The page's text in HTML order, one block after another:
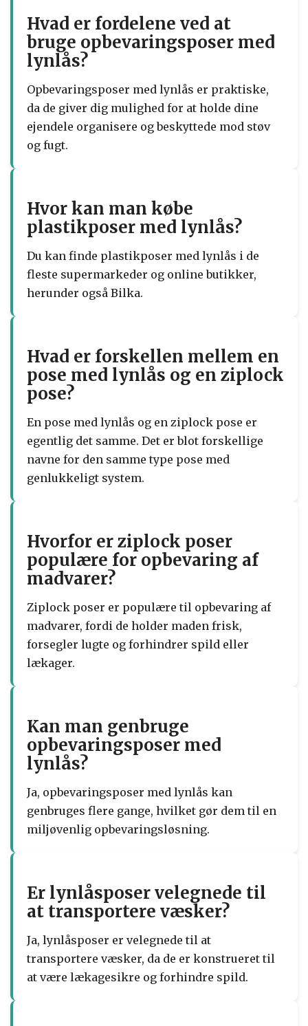
Hvad er fordelene ved at
bruge opbevaringsposer med
lynlås?
Opbevaringsposer med lynlås er praktiske,
da de giver dig mulighed for at holde dine
ejendele organisere og beskyttede mod støv
og fugt.
Hvor kan man købe
plastikposer med lynlås?
Du kan finde plastikposer med lynlås i de
fleste supermarkeder og online butikker,
herunder også Bilka.
Hvad er forskellen mellem en
pose med lynlås og en ziplock
pose?
En pose med lynlås og en ziplock pose er
egentlig det samme. Det er blot forskellige
navne for den samme type pose med
genlukkeligt system.
Hvorfor er ziplock poser
populære for opbevaring af
madvarer?
Ziplock poser er populære til opbevaring af
madvarer, fordi de holder maden frisk,
forsegler lugte og forhindrer spild eller
lækager.
Kan man genbruge
opbevaringsposer med
lynlås?
Ja, opbevaringsposer med lynlås kan
genbruges flere gange, hvilket gør dem til en
miljøvenlig opbevaringsløsning.
Er lynlåsposer velegnede til
at transportere væsker?
Ja, lynlåsposer er velegnede til at
transportere væsker, da de er konstrueret til
at være lækagesikre og forhindre spild.